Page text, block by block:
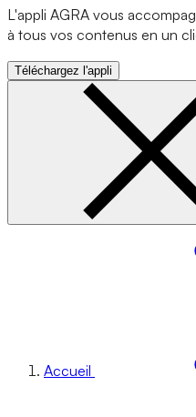
L'appli AGRA vous
à tous vos contenus en un
Téléchargez l'appli
Accueil